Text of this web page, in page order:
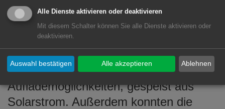
„Internet-Infrastruktur“ für den Ausbau
eines kostenlosen WLANs in
öffentlichen Gebäuden; im Bereich
„Aufwertung der (Innen-)Stadt“ für
Sitzmöbel mit Smartphone-
Auflademöglichkeiten, gespeist aus
Solarstrom. Außerdem konnten die
Alle Dienste aktivieren oder deaktivieren
Mit diesem Schalter können Sie alle Dienste aktivieren oder
deaktivieren.
Ablehnen
Auswahl bestätigen Alle akzeptieren